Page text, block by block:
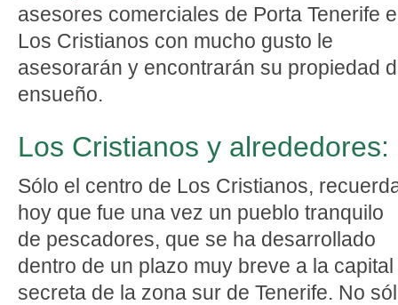
asesores comerciales de Porta Tenerife
Los Cristianos con mucho gusto le
asesorarán y encontrarán su propiedad
ensueño.
Los Cristianos y alrededores:
Sólo el centro de Los Cristianos,
hoy que fue una vez un pueblo tranquilo
de pescadores, que se ha desarrollado
dentro de un plazo muy breve a la capital
secreta de la zona sur de Tenerife. No